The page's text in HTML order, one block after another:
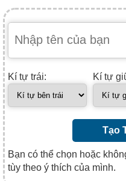
Kí tự trái: Kí tự
Tạo
Bạn có thể chọn hoặc
tùy theo ý thích của mình.